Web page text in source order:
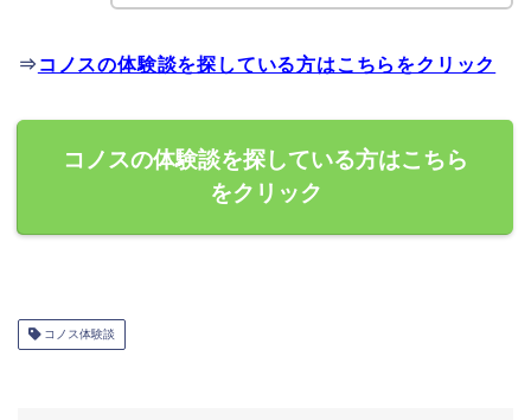
⇒ コノスの体験談を探している方はこちらをクリック
コノスの体験談を探している方はこちら
をクリック
コノス体験談